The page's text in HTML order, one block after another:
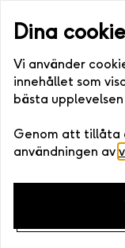
Dina
Vi använder
innehållet som
bästa
Genom att tillåta
användningen av